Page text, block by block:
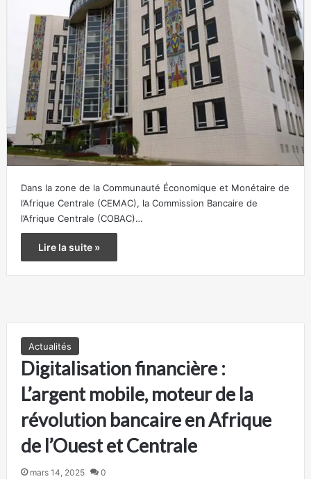
Dans la zone de la Communauté Économique et Monétaire de
l’Afrique Centrale (CEMAC), la Commission Bancaire de
l’Afrique Centrale (COBAC)…
Lire la suite »
Actualités
Digitalisation financière :
L’argent mobile, moteur de la
révolution bancaire en Afrique
de l’Ouest et Centrale
mars 14, 2025 0